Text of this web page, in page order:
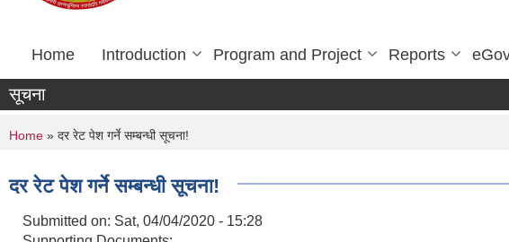
Home Introduction Program and Project Reports
सूचना
You are here
Home » दर रेट पेश गर्ने सम्बन्धी सूचना!
दर रेट पेश गर्ने सम्बन्धी सूचना!
Submitted on: Sat, 04/04/2020 - 15:28